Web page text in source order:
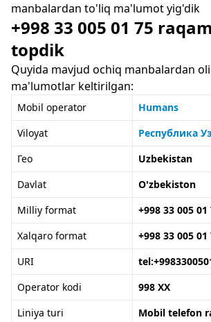
manbalardan to'liq ma'lumot yig'dik
+998 33 005 01 75
topdik
Quyida mavjud ochiq manbalardan
ma'lumotlar keltirilgan:
Mobil operator
Humans
Viloyat
Республика
Гео
Uzbekistan
Davlat
O'zbekiston
Milliy format
+998 33 005 01
Xalqaro format
+998 33 005 01
URI
Operator kodi
998 XX
Liniya turi
Mobil telefon